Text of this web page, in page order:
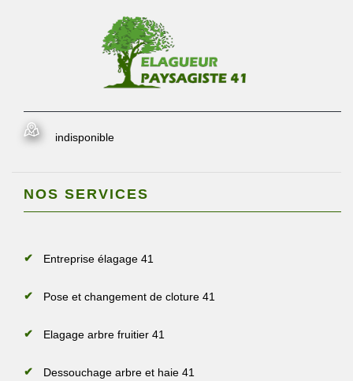
indisponible
NOS SERVICES
Entreprise élagage 41
Pose et changement de cloture 41
Elagage arbre fruitier 41
Dessouchage arbre et haie 41